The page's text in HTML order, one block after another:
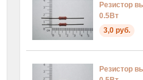
Резистор
0.5Вт
3,0 руб.
Резистор